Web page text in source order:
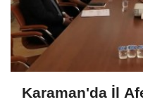
Karaman'da İl